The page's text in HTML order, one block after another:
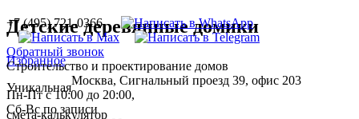
+7 (495) 721-0366
Обратный звонок
Строительство и проектирование домов
Москва, Сигнальный проезд 39, офис 203
Пн-Пт с 10:00 до 20:00,
Сб-Вс по записи
Детские деревянные домики
Избранное
Уникальная
смета-калькулятор